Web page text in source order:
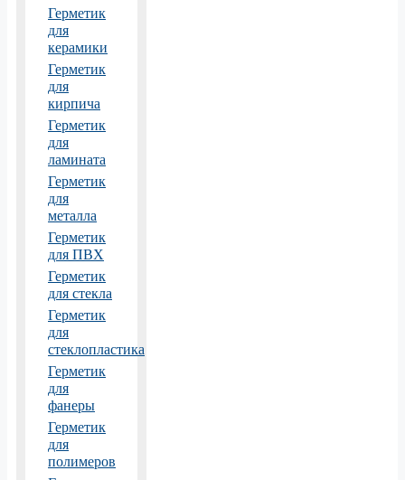
Герметик
для
керамики
Герметик
для
кирпича
Герметик
для
ламината
Герметик
для
металла
Герметик
для ПВХ
Герметик
для стекла
Герметик
для
стеклопластика
Герметик
для
фанеры
Герметик
для
полимеров